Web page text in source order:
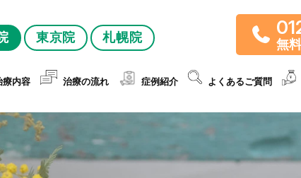
東京院 札幌院 無
療内容 治療の流れ 症例紹介 よくあるご質問